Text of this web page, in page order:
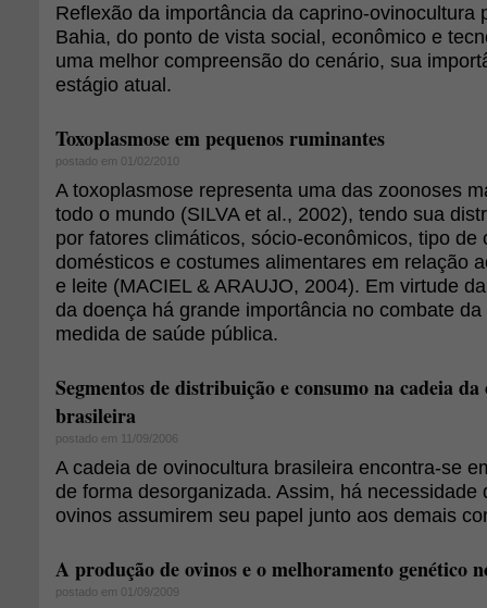
Reflexão da importância da caprino-ovinocultura
Bahia, do ponto de vista social, econômico e
uma melhor compreensão do cenário, sua
estágio atual.
Toxoplasmose em pequenos ruminantes
postado em 01/02/2010
A toxoplasmose representa uma das zoonoses
todo o mundo (SILVA et al., 2002), tendo sua
por fatores climáticos, sócio-econômicos, tipo de
domésticos e costumes alimentares em relação
e leite (MACIEL & ARAUJO, 2004). Em virtude
da doença há grande importância no combate
medida de saúde pública.
Segmentos de distribuição e consumo na cadeia
brasileira
postado em 11/09/2006
A cadeia de ovinocultura brasileira encontra-se
de forma desorganizada. Assim, há necessidade
ovinos assumirem seu papel junto aos demais
A produção de ovinos e o melhoramento genético
postado em 01/09/2009